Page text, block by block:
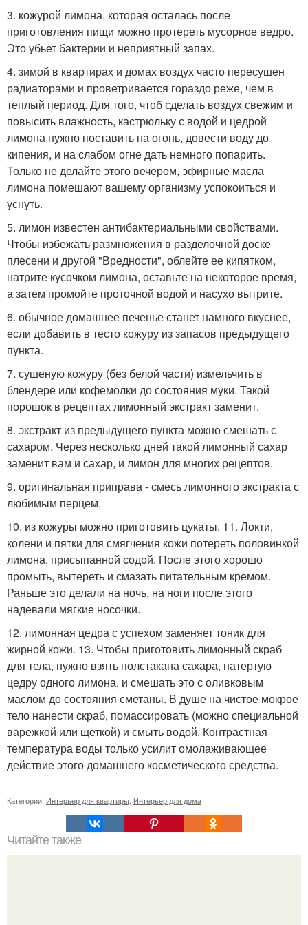
3. кожурой лимона, которая осталась после
приготовления пищи можно протереть мусорное ведро.
Это убьет бактерии и неприятный запах.
4. зимой в квартирах и домах воздух часто пересушен
радиаторами и проветривается гораздо реже, чем в
теплый период. Для того, чтоб сделать воздух свежим и
повысить влажность, кастрюльку с водой и цедрой
лимона нужно поставить на огонь, довести воду до
кипения, и на слабом огне дать немного попарить.
Только не делайте этого вечером, эфирные масла
лимона помешают вашему организму успокоиться и
уснуть.
5. лимон известен антибактериальными свойствами.
Чтобы избежать размножения в разделочной доске
плесени и другой "Вредности", облейте ее кипятком,
натрите кусочком лимона, оставьте на некоторое время,
а затем промойте проточной водой и насухо вытрите.
6. обычное домашнее печенье станет намного вкуснее,
если добавить в тесто кожуру из запасов предыдущего
пункта.
7. сушеную кожуру (без белой части) измельчить в
блендере или кофемолки до состояния муки. Такой
порошок в рецептах лимонный экстракт заменит.
8. экстракт из предыдущего пункта можно смешать с
сахаром. Через несколько дней такой лимонный сахар
заменит вам и сахар, и лимон для многих рецептов.
9. оригинальная приправа - смесь лимонного экстракта с
любимым перцем.
10. из кожуры можно приготовить цукаты. 11. Локти,
колени и пятки для смягчения кожи потереть половинкой
лимона, присыпанной содой. После этого хорошо
промыть, вытереть и смазать питательным кремом.
Раньше это делали на ночь, на ноги после этого
надевали мягкие носочки.
12. лимонная цедра с успехом заменяет тоник для
жирной кожи. 13. Чтобы приготовить лимонный скраб
для тела, нужно взять полстакана сахара, натертую
цедру одного лимона, и смешать это с оливковым
маслом до состояния сметаны. В душе на чистое мокрое
тело нанести скраб, помассировать (можно специальной
варежкой или щеткой) и смыть водой. Контрастная
температура воды только усилит омолаживающее
действие этого домашнего косметического средства.
Категории: Интерьер для квартиры Интерьер для дома
Читайте также